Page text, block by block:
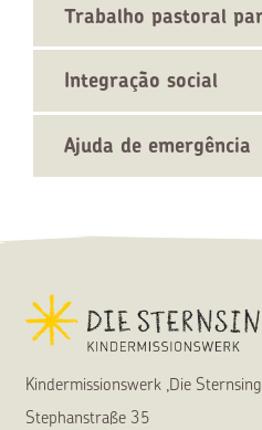
Trabalho pastoral
Integração social
Ajuda de emergência
Kindermissionswerk ,Die
Stephanstraße 35